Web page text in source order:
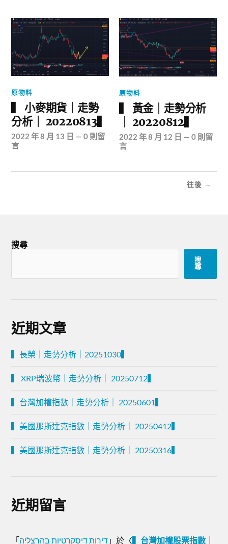
原物料
▍ 小麥期貨｜走勢
分析｜ 20220813▍
2022 年 8 月 13 日 —0 則留
言
原物料
▍ 黃金｜走勢分析
｜ 20220812▍
2022 年 8 月 12 日 —0 則留
言
往後 →
搜尋
搜
尋
近期文章
▍長榮｜走勢分析｜20251030▍
▍ XRP瑞波幣｜走勢分析｜ 20250712▍
▍台灣加權指數｜走勢分析｜ 20250601▍
▍美國那斯達克指數｜走勢分析｜ 20250412▍
▍美國那斯達克指數｜走勢分析｜ 20250316▍
近期留言
「דירות דיסקרטיות בהרצליה 」於〈 ▍台灣加權股票指數｜